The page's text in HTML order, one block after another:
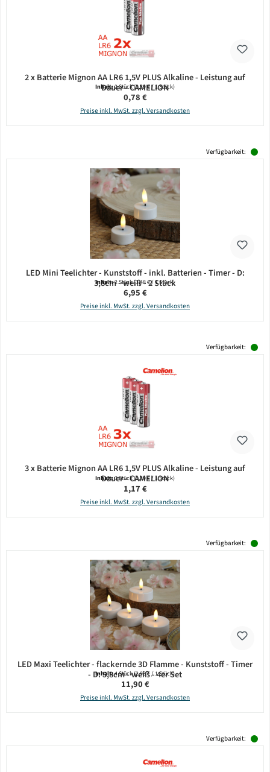
2 x Batterie Mignon AA LR6 1,5V PLUS Alkaline - Leistung auf
Dauer - CAMELION
Inhalt:2 Stück(0,39 € / 1 Stück)
Regulärer Preis:
0,78 €
Preise inkl. MwSt. zzgl. Versandkosten
Verfügbarkeit:
LED Mini Teelichter - Kunststoff - inkl. Batterien - Timer - D:
3,8cm - weiß - 2 Stück
Inhalt:2 Stück(3,48 € / 1 Stück)
Regulärer Preis:
6,95 €
Preise inkl. MwSt. zzgl. Versandkosten
Verfügbarkeit:
3 x Batterie Mignon AA LR6 1,5V PLUS Alkaline - Leistung auf
Dauer - CAMELION
Inhalt:3 Stück(0,39 € / 1 Stück)
Regulärer Preis:
1,17 €
Preise inkl. MwSt. zzgl. Versandkosten
Verfügbarkeit:
LED Maxi Teelichter - flackernde 3D Flamme - Kunststoff - Timer
- D: 5,8cm - weiß - 4er Set
Inhalt:4 Stück(2,98 € / 1 Stück)
Regulärer Preis:
11,90 €
Preise inkl. MwSt. zzgl. Versandkosten
Verfügbarkeit: